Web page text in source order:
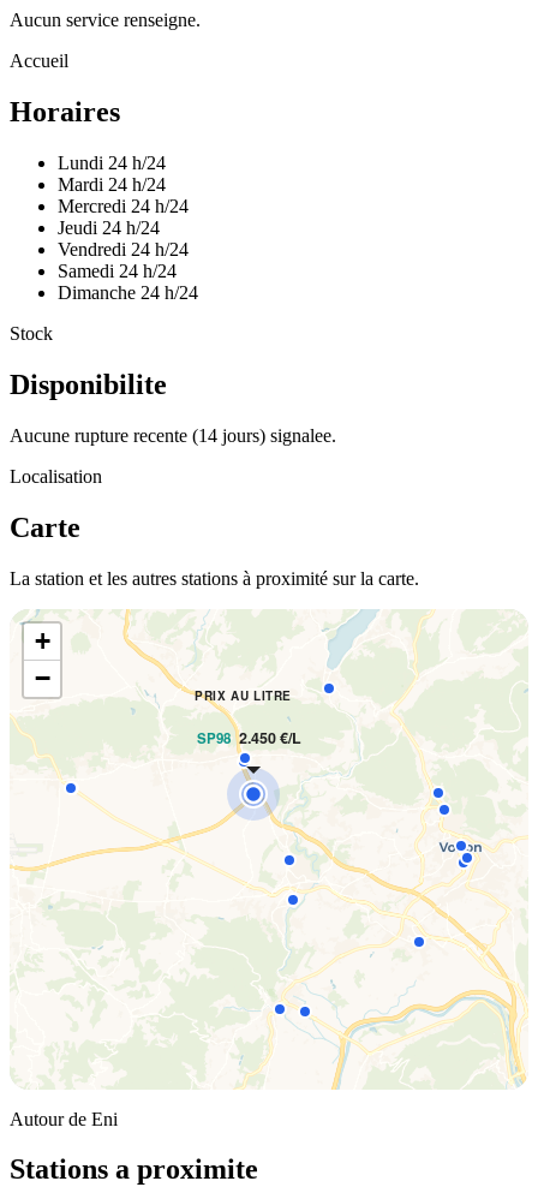
Aucun service renseigne.
Accueil
Horaires
Lundi 24 h/24
Mardi 24 h/24
Mercredi 24 h/24
Jeudi 24 h/24
Vendredi 24 h/24
Samedi 24 h/24
Dimanche 24 h/24
Stock
Disponibilite
Aucune rupture recente (14 jours) signalee.
Localisation
Carte
La station et les autres stations à proximité sur la carte.
PRIX AU LITRE
SP98 2.450 €/L
+
−
Autour de Eni
Stations a proximite